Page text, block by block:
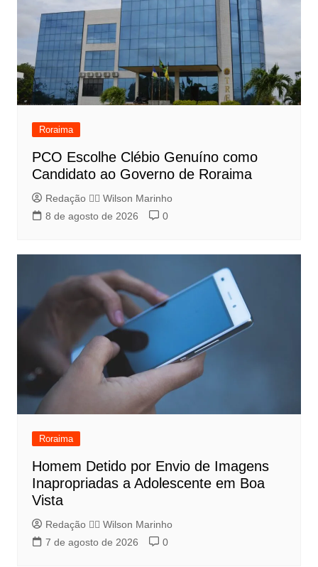
Roraima
PCO Escolhe Clébio Genuíno como
Candidato ao Governo de Roraima
Redação 👨‍⚖️​ Wilson Marinho
8 de agosto de 2026
0
Roraima
Homem Detido por Envio de Imagens
Inapropriadas a Adolescente em Boa
Vista
Redação 👨‍⚖️​ Wilson Marinho
7 de agosto de 2026
0